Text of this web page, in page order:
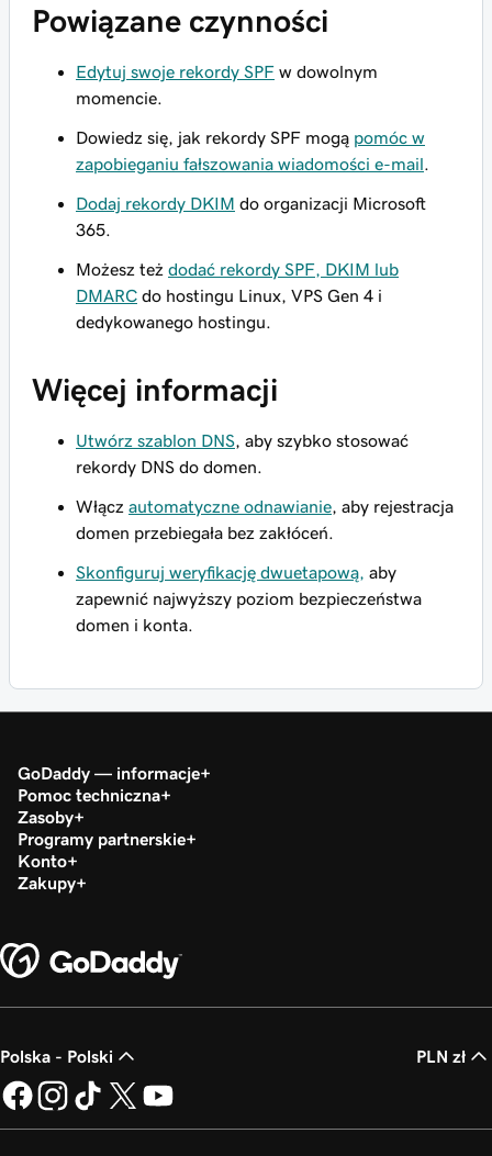
Powiązane czynności
Edytuj swoje rekordy SPF w dowolnym
momencie.
Dowiedz się, jak rekordy SPF mogą pomóc w
zapobieganiu fałszowania wiadomości e-mail
Dodaj rekordy DKIM do organizacji Microsoft
365.
Możesz też dodać rekordy SPF, DKIM lub
DMARC do hostingu Linux, VPS Gen 4 i
dedykowanego hostingu.
Więcej informacji
Utwórz szablon DNS , aby szybko stosować
rekordy DNS do domen.
Włącz automatyczne odnawianie , aby rejestracja
domen przebiegała bez zakłóceń.
Skonfiguruj weryfikację dwuetapową, aby
zapewnić najwyższy poziom bezpieczeństwa
domen i konta.
GoDaddy — informacje
Pomoc techniczna
Zasoby
Programy partnerskie
Konto
Zakupy
Polska - Polski PLN zł